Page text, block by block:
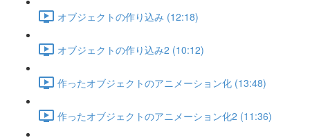
オブジェクトの作り込み (12:18)
オブジェクトの作り込み2 (10:12)
作ったオブジェクトのアニメーション化 (13:48)
作ったオブジェクトのアニメーション化2 (11:36)